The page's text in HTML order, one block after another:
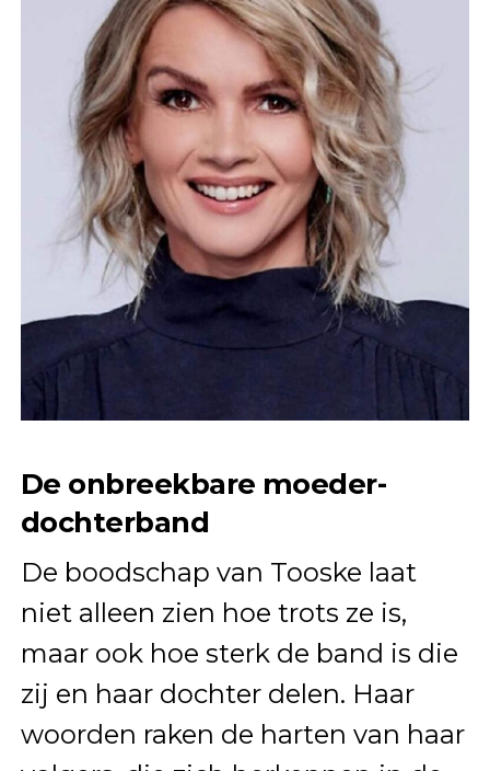
De onbreekbare moeder-
dochterband
De boodschap van Tooske laat
niet alleen zien hoe trots ze is,
maar ook hoe sterk de band is die
zij en haar dochter delen. Haar
woorden raken de harten van haar